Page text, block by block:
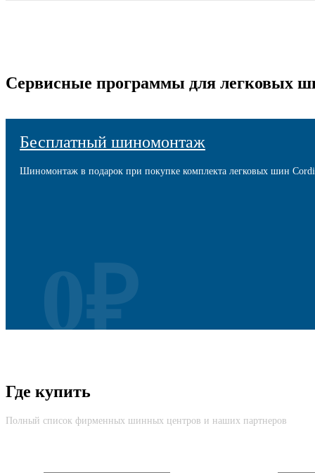
Сервисные программы для легковых
0₽
Бесплатный шиномонтаж
Шиномонтаж в подарок при покупке комплекта легковых шин
Где купить
Полный список фирменных шинных центров и наших партнеров